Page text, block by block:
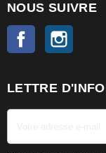
NOUS SUIVRE
Facebook
LETTRE